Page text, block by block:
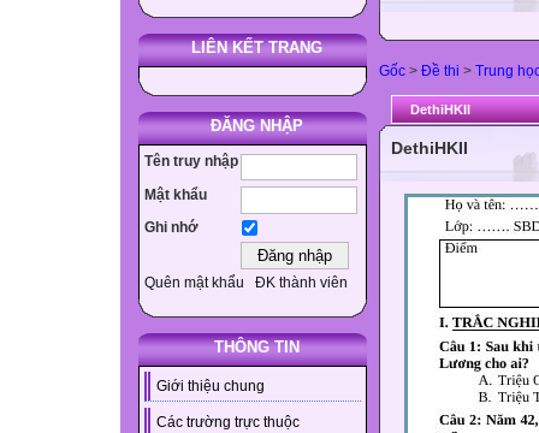
LIÊN KẾT TRANG
ĐĂNG NHẬP
Tên truy nhập
Mật khẩu
Ghi nhớ
Quên mật khẩu ĐK thành viên
THÔNG TIN
Giới thiệu chung
Các trường trực thuộc
Gốc > Đề thi > Trung
DethiHKII
DethiHKII